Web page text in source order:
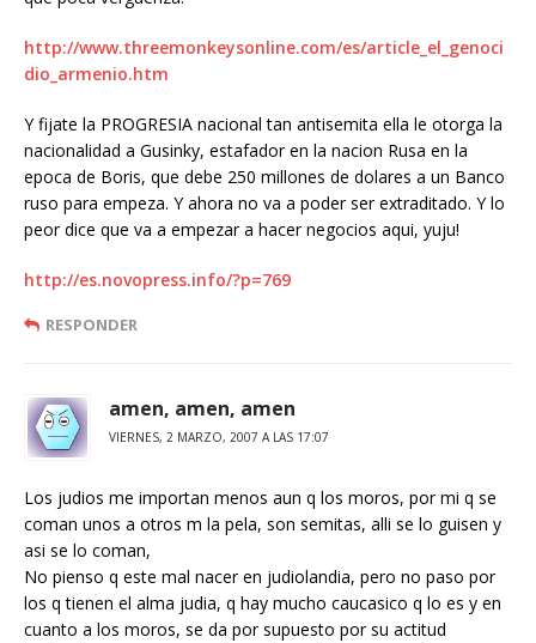
http://www.threemonkeysonline.com/es/article_el_genoci
dio_armenio.htm
Y fijate la PROGRESIA nacional tan antisemita ella le otorga la
nacionalidad a Gusinky, estafador en la nacion Rusa en la
epoca de Boris, que debe 250 millones de dolares a un Banco
ruso para empeza. Y ahora no va a poder ser extraditado. Y lo
peor dice que va a empezar a hacer negocios aqui, yuju!
http://es.novopress.info/?p=769
RESPONDER
amen, amen, amen
VIERNES, 2 MARZO, 2007 A LAS 17:07
Los judios me importan menos aun q los moros, por mi q se
coman unos a otros m la pela, son semitas, alli se lo guisen y
asi se lo coman,
No pienso q este mal nacer en judiolandia, pero no paso por
los q tienen el alma judia, q hay mucho caucasico q lo es y en
cuanto a los moros, se da por supuesto por su actitud